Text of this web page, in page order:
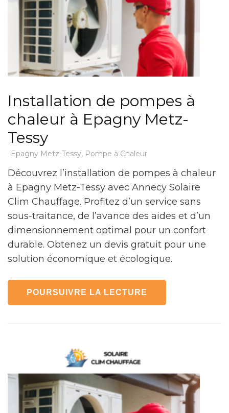
Installation de pompes à
chaleur à Epagny Metz-
Tessy
Epagny Metz-Tessy, Pompe à Chaleur
Découvrez l’installation de pompes à chaleur
à Epagny Metz-Tessy avec Annecy Solaire
Clim Chauffage. Profitez d’un service sans
sous-traitance, de l’avance des aides et d’un
dimensionnement optimal pour un confort
durable. Obtenez un devis gratuit pour une
solution économique et écologique.
POURSUIVRE LA LECTURE